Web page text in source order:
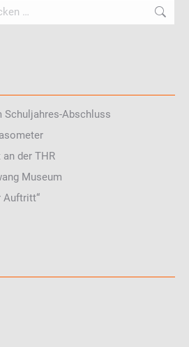
Schuljahres-Abschluss
der THR
Museum
Auftritt“